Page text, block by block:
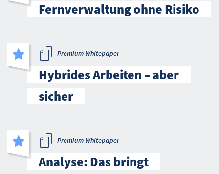
Fernverwaltung ohne Risiko
Premium Whitepaper
Hybrides Arbeiten – aber
sicher
Premium Whitepaper
Analyse: Das bringt